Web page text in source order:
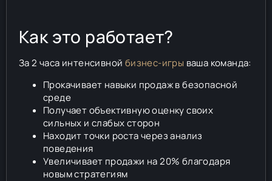
Как это работает?
За 2 часа интенсивной бизнес-игры ваша команда:
Прокачивает навыки продаж в безопасной
среде
Получает объективную оценку своих
сильных и слабых сторон
Находит точки роста через анализ
поведения
Увеличивает продажи на 20% благодаря
новым стратегиям